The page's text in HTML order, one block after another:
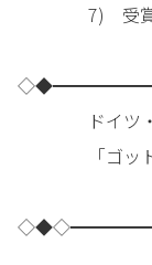
7) 受
ドイツ・イ
「ゴットフ